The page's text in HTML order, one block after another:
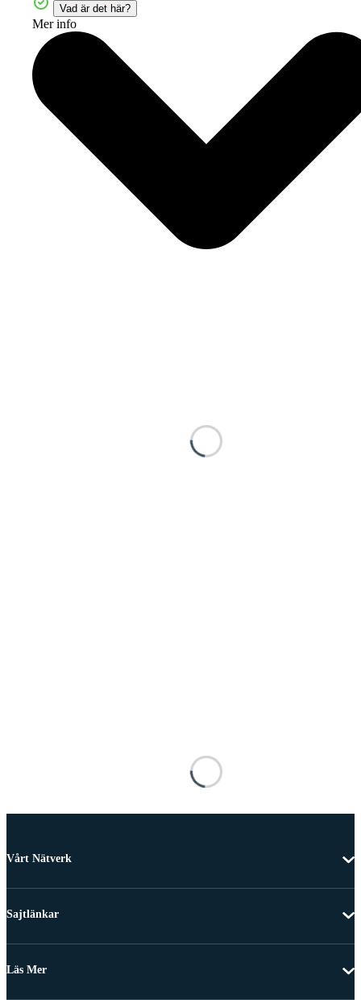
Vad är det här?
Mer info
Vårt Nätverk
Sajtlänkar
Läs Mer